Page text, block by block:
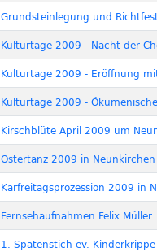
Grundsteinlegung und
Kulturtage 2009 - Nacht der
Kulturtage 2009 - Eröffnung
Kulturtage 2009 -
Kirschblüte April 2009 um
Ostertanz 2009 in
Karfreitagsprozession 2009 in
Fernsehaufnahmen Felix Müller
1. Spatenstich ev. Kinderkrippe